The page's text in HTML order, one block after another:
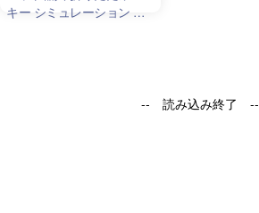
キー シミュレーション ト
-- 読み込み終了 --